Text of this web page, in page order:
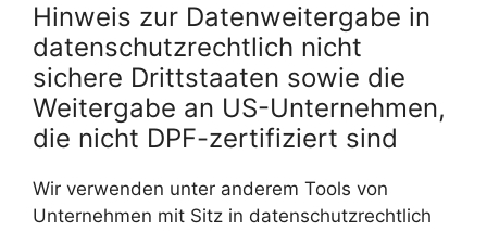
Hinweis zur Datenweitergabe in
datenschutzrechtlich nicht
sichere Drittstaaten sowie die
Weitergabe an US-Unternehmen,
die nicht DPF-zertifiziert sind
Wir verwenden unter anderem Tools von
Unternehmen mit Sitz in datenschutzrechtlich